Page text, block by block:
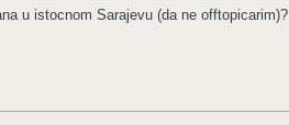
u istocnom Sarajevu (da ne offtopicarim)?